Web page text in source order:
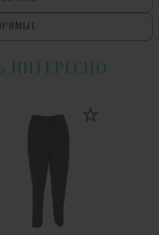
ПРЯМЫЕ
ИНТЕРЕСНО